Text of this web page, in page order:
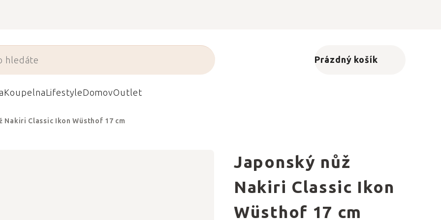
Nákupní košík
Prázdný košík
KoupelnaLifestyleDomovOutlet
Nakiri Classic Ikon Wüsthof 17 cm
Japonský nůž
Nakiri Classic Ikon
Wüsthof 17 cm